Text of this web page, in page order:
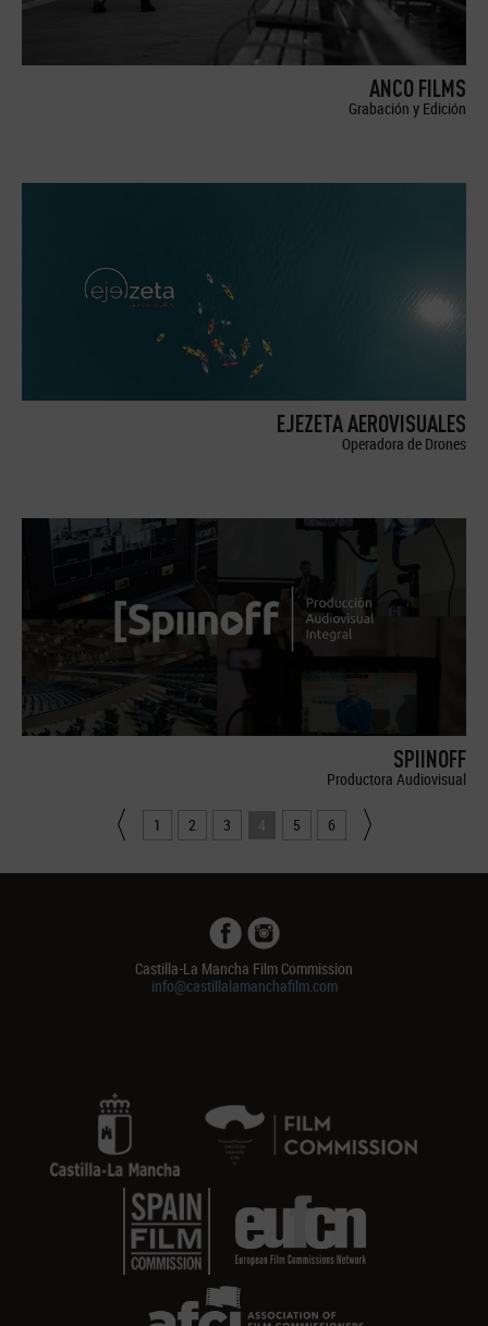
ANCO FILMS
Grabación y Edición
EJEZETA AEROVISUALES
Operadora de Drones
SPIINOFF
Productora Audiovisual
1 2 3 4 5 6
Castilla-La Mancha Film Commission
info@castillalamanchafilm.com